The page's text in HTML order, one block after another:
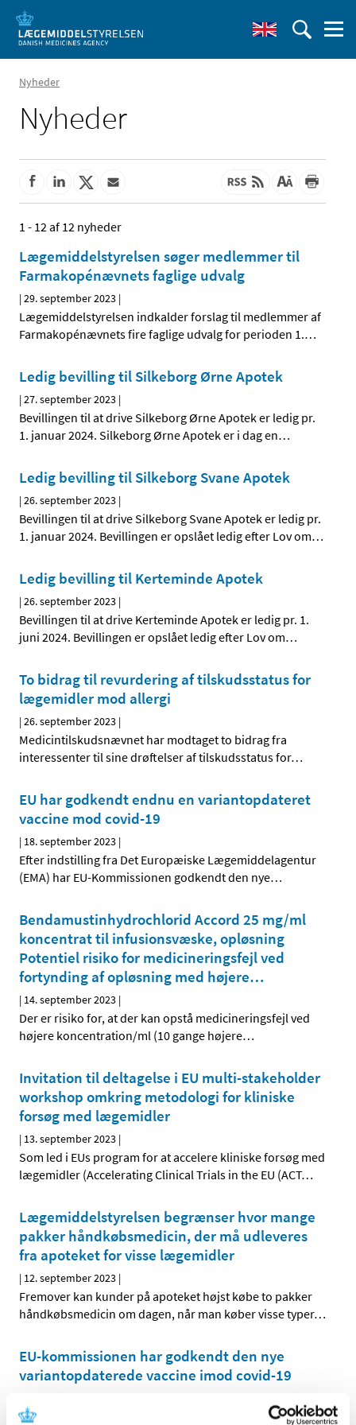
Nyheder
Nyheder
1 - 12 af 12 nyheder
Lægemiddelstyrelsen søger medlemmer til
Farmakopénævnets faglige udvalg
|29. september 2023 |
Lægemiddelstyrelsen indkalder forslag til medlemmer af
Farmakopénævnets fire faglige udvalg for perioden 1.…
Ledig bevilling til Silkeborg Ørne Apotek
|27. september 2023 |
Bevillingen til at drive Silkeborg Ørne Apotek er ledig pr.
1. januar 2024. Silkeborg Ørne Apotek er i dag en…
Ledig bevilling til Silkeborg Svane Apotek
|26. september 2023 |
Bevillingen til at drive Silkeborg Svane Apotek er ledig pr.
1. januar 2024. Bevillingen er opslået ledig efter Lov om…
Ledig bevilling til Kerteminde Apotek
|26. september 2023 |
Bevillingen til at drive Kerteminde Apotek er ledig pr. 1.
juni 2024. Bevillingen er opslået ledig efter Lov om…
To bidrag til revurdering af tilskudsstatus for
lægemidler mod allergi
|26. september 2023 |
Medicintilskudsnævnet har modtaget to bidrag fra
interessenter til sine drøftelser af tilskudsstatus for…
EU har godkendt endnu en variantopdateret
vaccine mod covid-19
| 18. september 2023 |
Efter indstilling fra Det Europæiske Lægemiddelagentur
(EMA) har EU-Kommissionen godkendt den nye…
Bendamustinhydrochlorid Accord 25 mg/ml
koncentrat til infusionsvæske, opløsning
Potentiel risiko for medicineringsfejl ved
fortynding af opløsning med højere…
| 14. september 2023 |
Der er risiko for, at der kan opstå medicineringsfejl ved
højere koncentration/ml (10 gange højere…
Invitation til deltagelse i EU multi-stakeholder
workshop omkring metodologi for kliniske
forsøg med lægemidler
| 13. september 2023 |
Som led i EUs program for at accelere kliniske forsøg med
lægemidler (Accelerating Clinical Trials in the EU (ACT…
Lægemiddelstyrelsen begrænser hvor mange
pakker håndkøbsmedicin, der må udleveres
fra apoteket for visse lægemidler
| 12. september 2023 |
Fremover kan kunder på apoteket højst købe to pakker
håndkøbsmedicin om dagen, når man køber visse typer…
EU-kommissionen har godkendt den nye
variantopdaterede vaccine imod covid-19
Efter indstilling fra Det Europæiske Lægemiddelagentur